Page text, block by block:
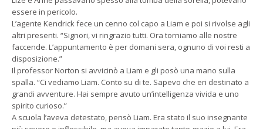
essere in pericolo.
L’agente Kendrick fece un cenno col capo a Liam e poi si rivolse agli
altri presenti. “Signori, vi ringrazio tutti. Ora torniamo alle nostre
faccende. L’appuntamento è per domani sera, ognuno di voi resti a
disposizione.”
Il professor Norton si avvicinò a Liam e gli posò una mano sulla
spalla. “Ci vediamo Liam. Conto su di te. Sapevo che eri destinato a
grandi avventure. Hai sempre avuto un’intelligenza vivida e uno
spirito curioso.”
A scuola l’aveva detestato, pensò Liam. Era stato il suo insegnante